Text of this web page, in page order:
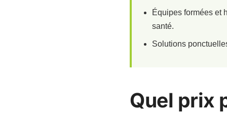
Équipes formées et
santé.
Solutions
Quel prix